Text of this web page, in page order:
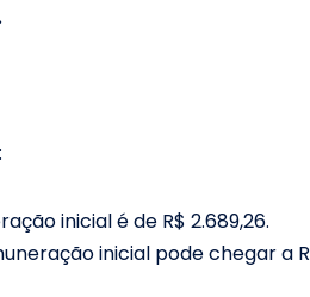
inicial é de R$ 2.689,26.
inicial pode chegar a